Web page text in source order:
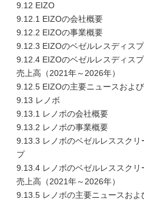
9.12 EIZO
9.12.1 EIZOの会社概要
9.12.2 EIZOの事業概要
9.12.3 EIZOのベゼルレスディス
9.12.4 EIZOのベゼルレスディス
売上高（2021年～2026年）
9.12.5 EIZOの主要ニュースおよ
9.13 レノボ
9.13.1 レノボの会社概要
9.13.2 レノボの事業概要
9.13.3 レノボのベゼルレススクリ
プ
9.13.4 レノボのベゼルレススク
売上高（2021年～2026年）
9.13.5 レノボの主要ニュースおよ